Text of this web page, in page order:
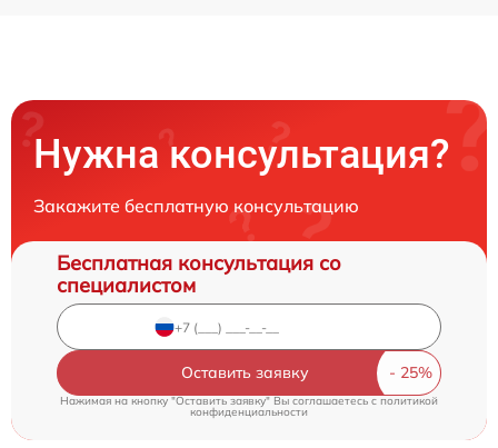
Нужна консультация?
Закажите бесплатную консультацию
Бесплатная консультация со
специалистом
Оставить заявку
Нажимая на кнопку "Оставить заявку" Вы соглашаетесь cполитикой
конфиденциальности